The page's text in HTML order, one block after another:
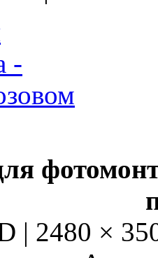
| 2480 ×